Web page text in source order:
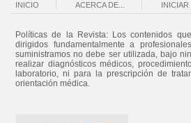
INICIO ACERCA DE... INICIAR
Políticas de la Revista: Los contenidos
dirigidos fundamentalmente a
suministramos no debe ser utilizada, bajo
realizar diagnósticos médicos,
laboratorio, ni para la prescripción de
orientación médica.